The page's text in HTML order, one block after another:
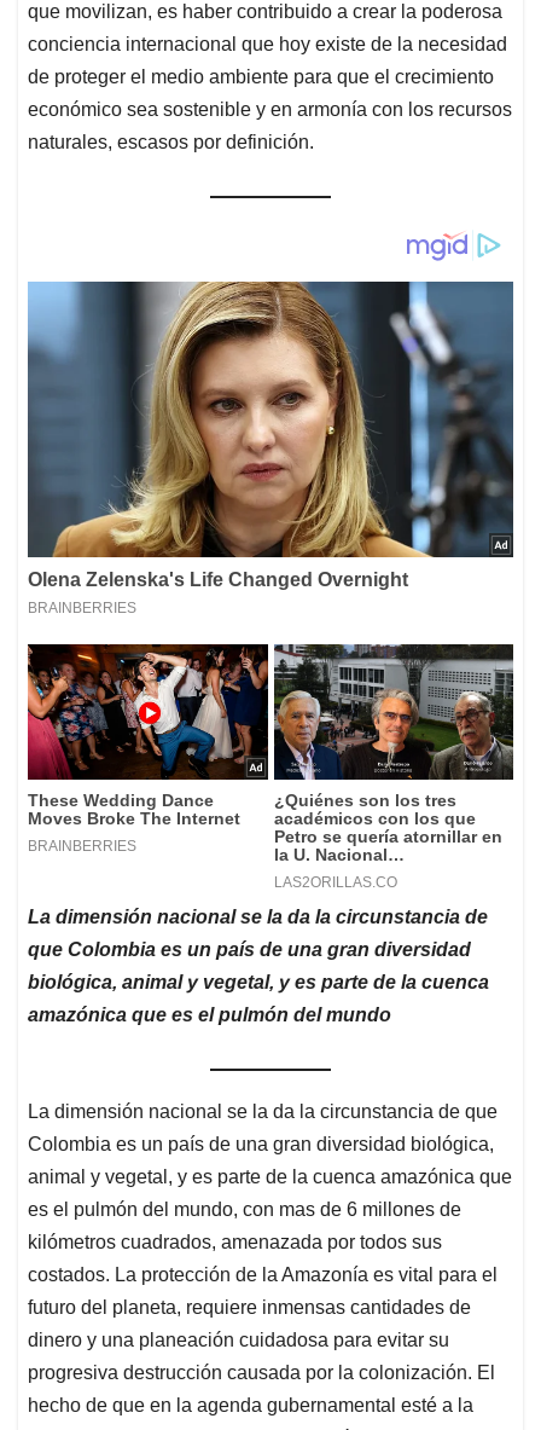
que movilizan, es haber contribuido a crear la poderosa
conciencia internacional que hoy existe de la necesidad
de proteger el medio ambiente para que el crecimiento
económico sea sostenible y en armonía con los recursos
naturales, escasos por definición.
La dimensión nacional se la da la circunstancia de
que Colombia es un país de una gran diversidad
biológica, animal y vegetal, y es parte de la cuenca
amazónica que es el pulmón del mundo
La dimensión nacional se la da la circunstancia de que
Colombia es un país de una gran diversidad biológica,
animal y vegetal, y es parte de la cuenca amazónica que
es el pulmón del mundo, con mas de 6 millones de
kilómetros cuadrados, amenazada por todos sus
costados. La protección de la Amazonía es vital para el
futuro del planeta, requiere inmensas cantidades de
dinero y una planeación cuidadosa para evitar su
progresiva destrucción causada por la colonización. El
hecho de que en la agenda gubernamental esté a la